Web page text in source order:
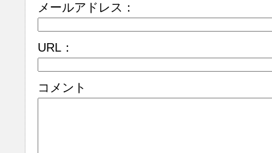
メールアドレス：
URL：
コメント